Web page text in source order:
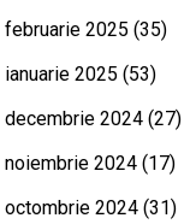
februarie 2025 (35)
ianuarie 2025 (53)
decembrie 2024 (27)
noiembrie 2024 (17)
octombrie 2024 (31)